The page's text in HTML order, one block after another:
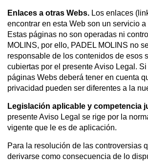
Enlaces a otras Webs. Los enlaces
encontrar en esta Web son un servicio
Estas páginas no son operadas ni
MOLINS, por ello, PADEL MOLINS no
responsable de los contenidos de esos
cubiertas por el presente Aviso Legal.
páginas Webs deberá tener en cuenta
privacidad pueden ser diferentes a la
Legislación aplicable y competencia
presente Aviso Legal se rige por la
vigente que le es de aplicación.
Para la resolución de las controversias
derivarse como consecuencia de lo